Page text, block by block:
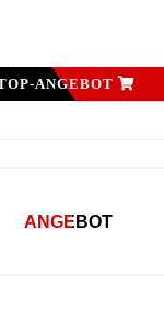
ANGEBOT
ANGEBOT